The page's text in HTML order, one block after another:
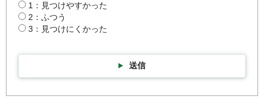
1：見つけやすかった
2：ふつう
3：見つけにくかった
送信